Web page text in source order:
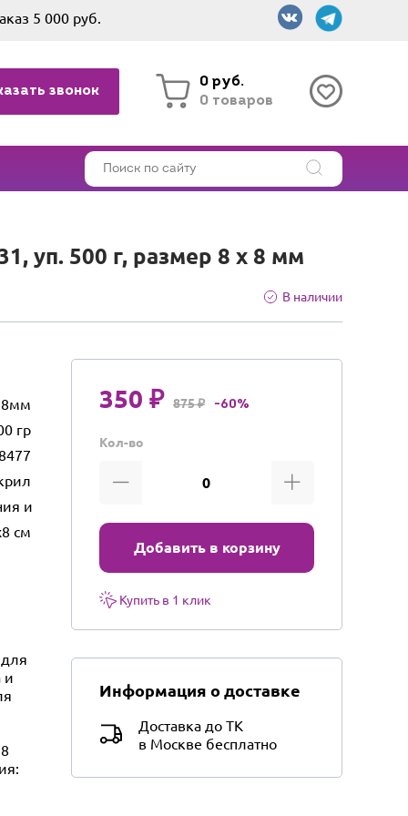
5 000 руб.
звонок
0 руб.
0 товаров
уп. 500 г, размер 8 х 8 мм
В наличии
8мм
гр
и творческих проектов
см
и
350 ₽ 875 ₽ -60%
Кол-во
Добавить в корзину
Купить в 1 клик
Информация о доставке
Доставка до ТК
в Москве бесплатно